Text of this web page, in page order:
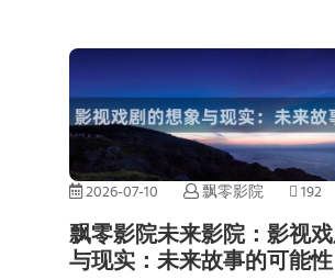
2026-07-10 飘零影院 192
飘零影院未来影院：影视
与现实：未来故事的可能性